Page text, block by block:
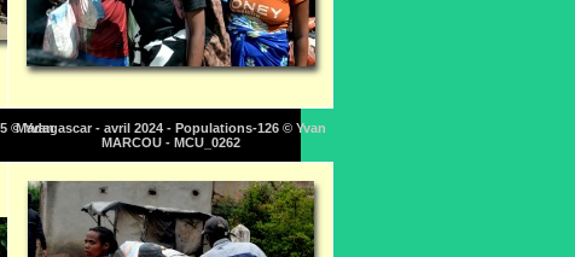
© Yvan
Madagascar - avril 2024 - Populations-126 © Yvan
MARCOU - MCU_0262